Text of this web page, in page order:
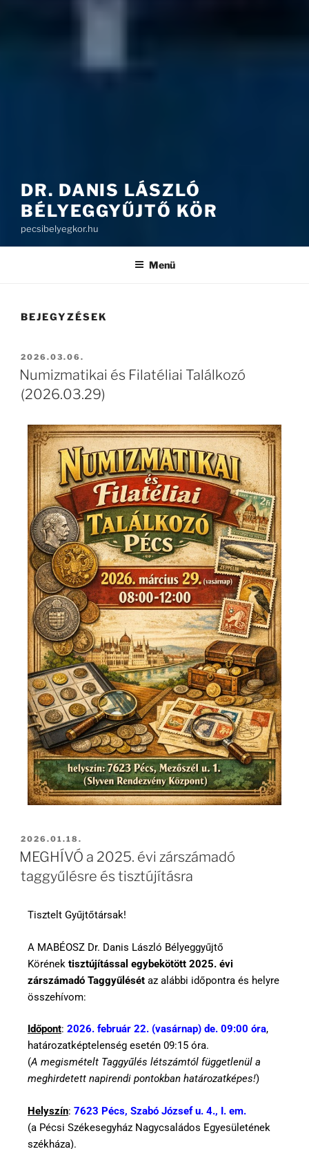
DR. DANIS LÁSZLÓ
BÉLYEGGYŰJTŐ KÖR
pecsibelyegkor.hu
Menü
BEJEGYZÉSEK
2026.03.06.
Numizmatikai és Filatéliai Találkozó
(2026.03.29)
2026.01.18.
MEGHÍVÓ a 2025. évi zárszámadó
taggyűlésre és tisztújításra
Tisztelt Gyűjtőtársak!
A MABÉOSZ Dr. Danis László Bélyeggyűjtő
Körének tisztújítással egybekötött 2025. évi
zárszámadó Taggyűlését az alábbi időpontra és helyre
összehívom:
Időpont: 2026. február 22. (vasárnap) de. 09:00 óra,
határozatképtelenség esetén 09:15 óra.
(A megismételt Taggyűlés létszámtól függetlenül a
meghirdetett napirendi pontokban határozatképes!)
Helyszín: 7623 Pécs, Szabó József u. 4., I. em.
(a Pécsi Székesegyház Nagycsaládos Egyesületének
székháza).